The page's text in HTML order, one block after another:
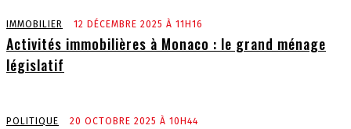
IMMOBILIER 12 DÉCEMBRE 2025 À 11H16
Activités immobilières à Monaco : le grand ménage
législatif
POLITIQUE 20 OCTOBRE 2025 À 10H44